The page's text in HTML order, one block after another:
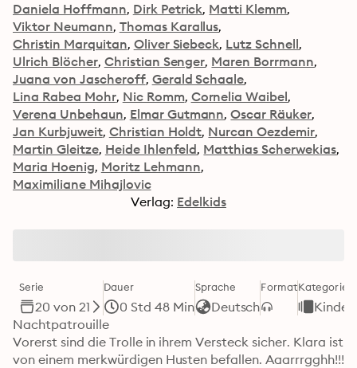
Daniela Hoffmann Dirk Petrick Matti Klemm
Viktor Neumann Thomas Karallus
Christin Marquitan Oliver Siebeck Lutz Schnell
Ulrich Blöcher Christian Senger Maren Borrmann
Juana von Jascheroff Gerald Schaale
Lina Rabea Mohr Nic Romm Cornelia Waibel
Verena Unbehaun Elmar Gutmann Oscar Räuker
Jan Kurbjuweit Christian Holdt Nurcan Oezdemir
Martin Gleitze Heide Ihlenfeld Matthias Scherwekias
Maria Hoenig Moritz Lehmann
Maximiliane Mihajlovic
Verlag: Edelkids
Serie
20 von 21
Dauer
0 Std 48 Min
Sprache
Deutsch
FormatKategorie
Nachtpatrouille
Vorerst sind die Trolle in ihrem Versteck sicher. Klara ist
von einem merkwürdigen Husten befallen. Aaarrrgghh!!!